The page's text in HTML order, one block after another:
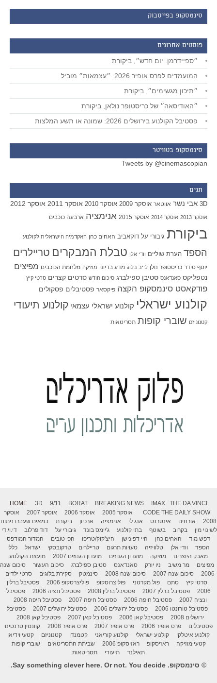
סינמסקופ בפייסבוק
פוסטים אחרונים
״ספיידרמן: יום חדש״, ביקורת
המועמדים לפרס אופיר 2026: ״עצמאות״ מוביל
״תיכון מגשימים״, ביקורת
״האודיסאה״ של כריסטופר נולאן, ביקורת
פסטיבל הקולנוע בירושלים 2026: שמונה או תשע המלצות
סינמסקופ בטוויטר
Tweets by @cinemascopian
תגים
3D אבי נשר אווטאר אוסקר 2009 אוסקר 2010 אוסקר 2011 אוסקר 2012
אוסקר 2013 אוסקר 2014 אוסקר 2015 אנימציה ארבעה כוכבים
ביקורת גיבורי על דוקאביב האחים כהן האקדמיה הישראלית לקולנוע
הספד הערת שוליים וודי אלן טבלת המבקרים טריילרים
יוסף סידר כריסטופר נולן לייב בלוג מדע בדיוני מוזיקה מלחמת הכוכבים מפיצים
נטפליקס סאנדאנס סטיבן ספילברג סיכום חודש סרטים קצרים סרטי קיץ
פודקאסט סינמסקופ הקצה פיקסאר פסטיבלים פסקולים
קולנוע ישראלי קולנוע ישראלי עצמאי קולנוע תיעודי
קטנוניזם שוברי קופות תסריטאות
HOME 3D 9/11 BORAT BREAKING NEWS IMAX
THE DA VINCI
CODE THE DAILY SHOW אוסקר 2005 אוסקר 2006 אוסקר 2007
אוסקר
2008
אורחים אינטרנט אנג לי אנימציה ארכיון ביקורת
במאים שעברו ניתוח
לשינוי מין
בקרוב בשוטף בתי קולנוע ג'יימס בונד גיבורי על דוד פרלוב
די.וי.די
דפש מוד
האחים כהן היי דפינישן היצ'קוק/טריפו הכי טובים
המדור המודפס
הספד
וודי אלן טלוויזיה טעויות תרגום טריילרים טרקובסקי ישראל
כללי
מאבק היוצרים
מוזיקה מועדון הגנוזים מועדון הגנוזים 2007
מועצת הקולנוע
מפיצים
מר משיב ניו יורק סאנדאנס סטיבן ספילברג סיכום העשור
סיכום שנה
2006
סיכום שנה 2007 סיכום שנה 2008 סינמטק סקירת בלוגים
סרטי ילדים
סרטי קיץ
סתם פול מקרטני פוליצרוסקופ פוליצרסקופ 2006
פסטיבל ברלין
2006
פסטיבל ברלין 2007 פסטיבל ברלין 2008 פסטיבל ונציה 2006
פסטיבל
ונציה 2007
פסטיבל חיפה 2006 פסטיבל חיפה 2007
פסטיבל חיפה 2008
פסטיבל טורונטו 2006
פסטיבל ירושלים 2006 פסטיבל ירושלים 2007
פסטיבל
ירושלים 2008
פסטיבל קאן 2006 פסטיבל קאן 2007
פסטיבל קאן 2008
פסטיבלים
פרס אופיר 2006 פרס אופיר 2007 פרס אופיר 2008
קוונטין טרנטינו
קולנוע איטלקי
קולנוע ישראלי קולנוע קוריאני קטמנדו קטנוניזם
קטעי וידיאו
קטעי מוזיקה
ראזיסקופ ראזיסקופ 2006 שביתת התסריטאים
שוברי קופות
תאילנד
תיעודי תסריטאות
© סינמסקופ. Say something clever here. Or not. You decide.